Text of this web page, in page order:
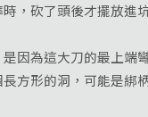
，砍了頭後才擺放進
為這大刀的最上端
方形的洞，可能是綁